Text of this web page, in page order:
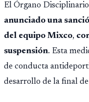
El Órgano
anunciado una
del equipo Mixco,
suspensión. Esta
de conducta
desarrollo de la final